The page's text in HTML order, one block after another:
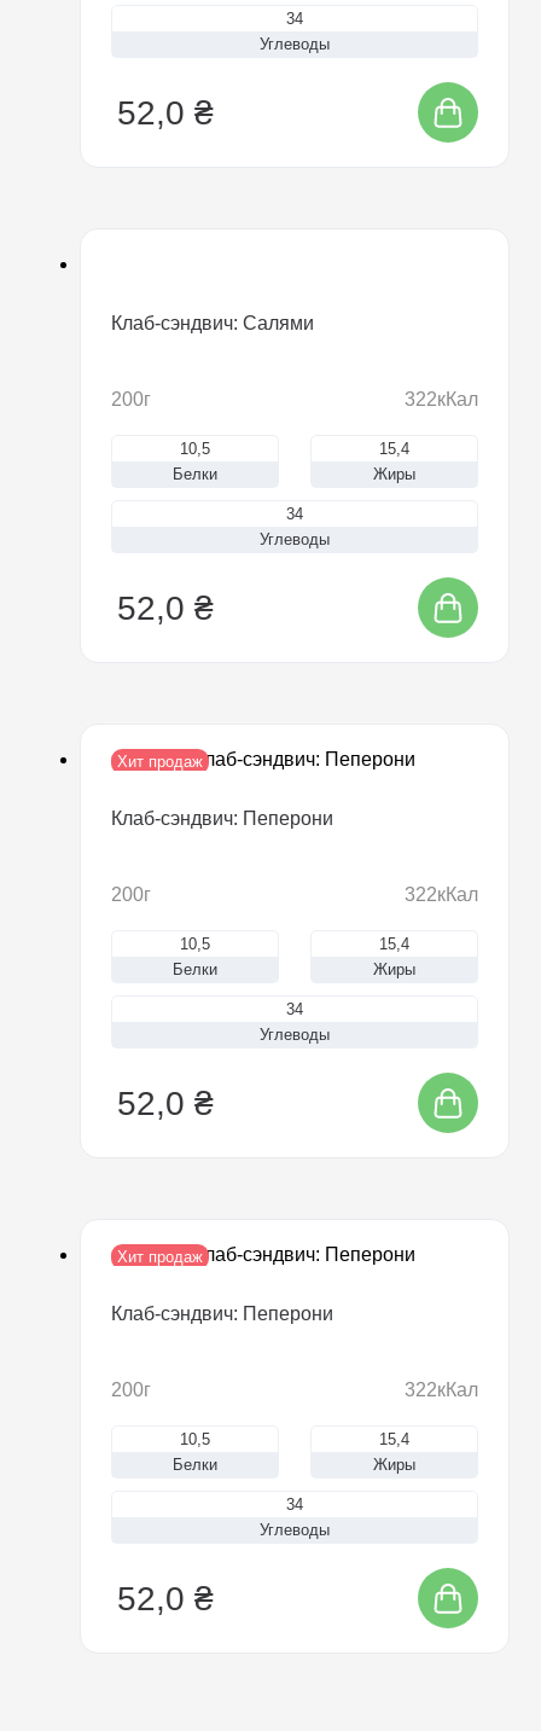
34
Углеводы
52,0 ₴
Клаб-сэндвич: Салями
200г 322кКал
10,5
Белки
15,4
Жиры
34
Углеводы
52,0 ₴
Хит продаж
Клаб-сэндвич: Пеперони
200г 322кКал
10,5
Белки
15,4
Жиры
34
Углеводы
52,0 ₴
Хит продаж
Клаб-сэндвич: Пеперони
200г 322кКал
10,5
Белки
15,4
Жиры
34
Углеводы
52,0 ₴